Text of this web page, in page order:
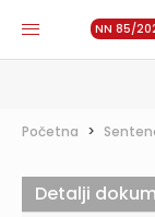
NN 85/
Početna >
Detalji